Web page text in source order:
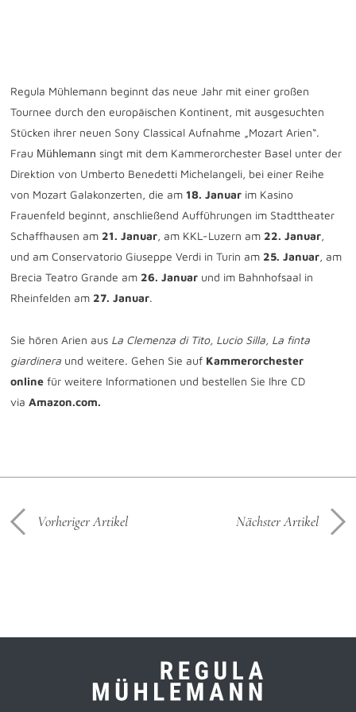
Regula Mühlemann beginnt das neue Jahr mit einer großen
Tournee durch den europäischen Kontinent, mit ausgesuchten
Stücken ihrer neuen Sony Classical Aufnahme „Mozart Arien“.
Frau Mühlemann singt mit dem Kammerorchester Basel unter der
Direktion von Umberto Benedetti Michelangeli, bei einer Reihe
von Mozart Galakonzerten, die am18. Januar im Kasino
Frauenfeld beginnt, anschließend Aufführungen im Stadttheater
Schaffhausen am 21. Januar, am KKL-Luzern am 22. Januar,
und am Conservatorio Giuseppe Verdi in Turin am 25. Januar, am
Brecia Teatro Grande am 26. Januar und im Bahnhofsaal in
Rheinfelden am 27. Januar.
Sie hören Arien aus La Clemenza di Tito, Lucio Silla, La finta
giardinera und weitere. Gehen Sie auf Kammerorchester
online für weitere Informationen und bestellen Sie Ihre CD
viaAmazon.com.
Vorheriger Artikel Nächster Artikel